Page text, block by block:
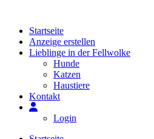
springenStartseite
Anzeige erstellen
Lieblinge in der Fellwolke
Hunde
Katzen
Haustiere
Kontakt
Login